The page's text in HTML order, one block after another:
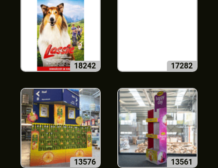
18242 17282
13576 13561